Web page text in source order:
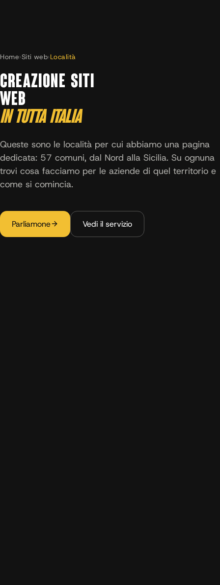
Home›Siti web›Località
CREAZIONE SITI
WEB
IN TUTTA ITALIA
Queste sono le località per cui abbiamo una pagina
dedicata: 57 comuni, dal Nord alla Sicilia. Su ognuna
trovi cosa facciamo per le aziende di quel territorio e
come si comincia.
Parliamone Vedi il servizio